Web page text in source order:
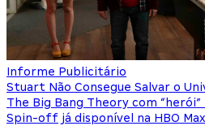
Informe Publicitário
Stuart Não Consegue Salvar o
The Big Bang Theory com
Spin-off já disponível na HBO